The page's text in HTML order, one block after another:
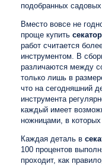
подобранных
Вместо вовсе не
проще купить
работ считается
инструментом. В
различаются между
только лишь в
что на сегодняшний
инструмента
каждый имеет
ножницами, в
Каждая деталь в
100 процентов
проходит, как